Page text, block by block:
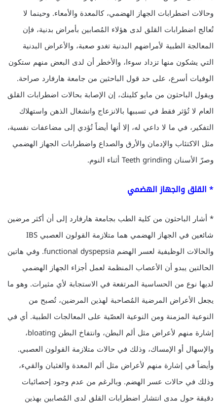
وحالات اضطرابات الجهاز الهضمي، كالمعدة والأمعاء. وحينما لا
تُعالج اضطرابات القلق لدى هؤلاء المُصابين بأمراض بدنية، فإن
المعالجة الطبية لأمراضهم البدنية تغدو صعبة، والأعراض البدنية
التي يشكون منها تزداد سوءا، والأخطر أن لدى البعض منهم ستكون
الوفيات أسرع، على حد قول الباحثين من جامعة هارفارد صراحة.
ويقول الباحثون من مايو كلينك، إن الإصابة بحالات اضطرابات القلق
العام لا تُؤثر فقط في تسببها بالانزعاج وانشغال الذهن واستهلاك
التفكير، في ما لا داعي له، إلا أنها أيضاً تُؤدي إلى مضاعفات نفسية،
مثل الاكتئاب والإدمان والأرق والصداع واضطرابات الجهاز الهضمي
وصرّ الأسنان Teeth grinding أثناء النوم.
* القلق والجهاز الهضمي
* أشار الباحثون من كلية الطب بجامعة هارفارد إلى أن أكثر مرضين
شائعين في الجهاز الهضمي هما متلازمة القولون العصبي IBS
والحالات الوظيفية لعسر الهضم functional dyspepsia. وفي هاتين
الحالتين يبدو أن الأعصاب المنظمة لعمل أجزاء الجهاز الهضمي
لديها نوع من الحساسية المرتفعة في الاستجابة لأي مثيرات. وهو ما
يجعل الأعراض المرضية المُصاحبة لهذين المرضين، تُصبح من
النوعية المزمنة ومن النوعية العصّية على المعالجات الطبية. أي في
إشارة منهم لأعراض مثل ألم البطن، وانتفاخ البطن bloating،
والإسهال أو الإمساك، وذلك في حالات متلازمة القولون العصبي.
وأيضاً في إشارة منهم لأعراض مثل ألم المعدة والغثيان والقيء،
وذلك في حالات عسر الهضم. وبالرغم من عدم وجود إحصائيات
دقيقة حول مدى انتشار اضطرابات القلق لدى المُصابين بهذين